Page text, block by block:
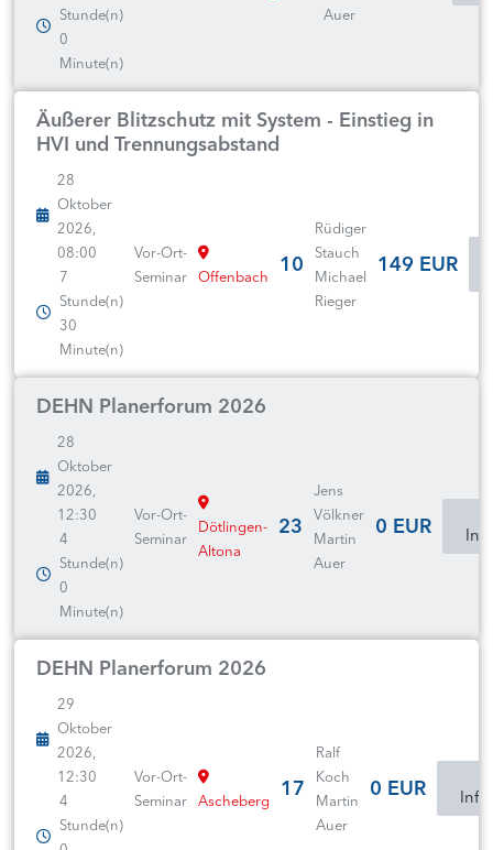
Stunde(n)
0
Minute(n)
Auer
Äußerer Blitzschutz mit System - Einstieg in
HVI und Trennungsabstand
28
Oktober
2026,
08:00
7
Stunde(n)
30
Minute(n)
Vor-Ort-
Seminar
Offenbach 10
Rüdiger
Stauch
Michael
Rieger
149 EUR
DEHN Planerforum 2026
28
Oktober
2026,
12:30
4
Stunde(n)
0
Minute(n)
Vor-Ort-
Seminar
Dötlingen-
Altona
23
Jens
Völkner
Martin
Auer
0 EUR
DEHN Planerforum 2026
29
Oktober
2026,
12:30
4
Stunde(n)
Vor-Ort-
Seminar
Ascheberg 17
Ralf
Koch
Martin
Auer
0 EUR